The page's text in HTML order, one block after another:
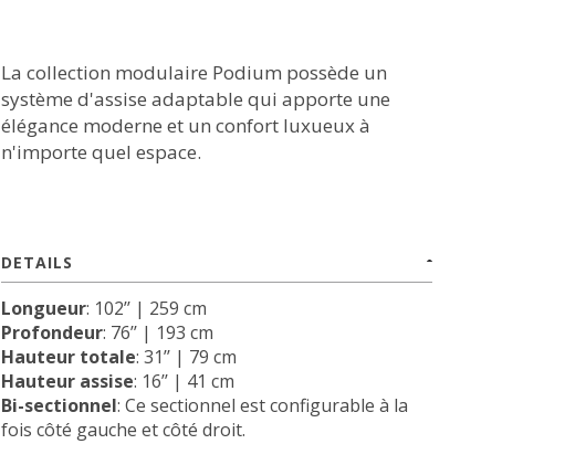
La collection modulaire Podium possède un
système d'assise adaptable qui apporte une
élégance moderne et un confort luxueux à
n'importe quel espace.
DETAILS
Longueur: 102’’ | 259 cm
Profondeur: 76’’ | 193 cm
Hauteur totale: 31’’ | 79 cm
Hauteur assise: 16’’ | 41 cm
Bi-sectionnel: Ce sectionnel est configurable à la
fois côté gauche et côté droit.